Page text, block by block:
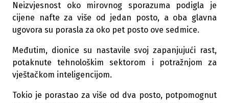
Neizvjesnost oko mirovnog sporazuma podigla je
cijene nafte za više od jedan posto, a oba glavna
ugovora su porasla za oko pet posto ove sedmice.
Međutim, dionice su nastavile svoj zapanjujući rast,
potaknute tehnološkim sektorom i potražnjom za
vještačkom inteligencijom.
Tokio je porastao za više od dva posto, potpomognut